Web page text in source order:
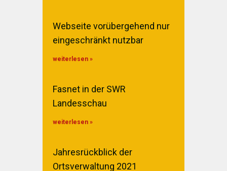
Webseite vorübergehend nur
eingeschränkt nutzbar
weiterlesen »
Fasnet in der SWR
Landesschau
weiterlesen »
Jahresrückblick der
Ortsverwaltung 2021